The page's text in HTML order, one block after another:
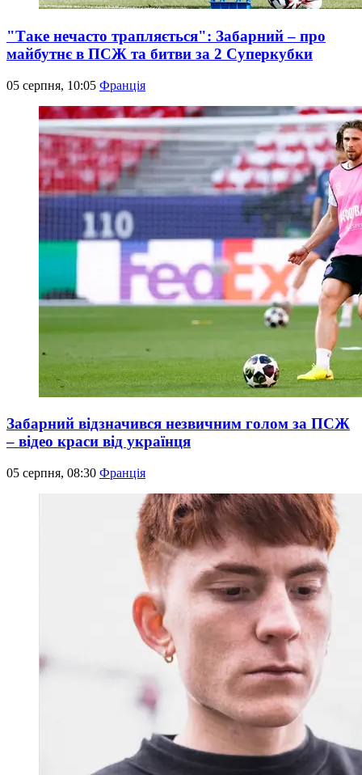
"Таке нечасто трапляється": Забарний – про
майбутнє в ПСЖ та битви за 2 Суперкубки
05 серпня, 10:05 Франція
Забарний відзначився незвичним голом за ПСЖ
– відео краси від українця
05 серпня, 08:30 Франція